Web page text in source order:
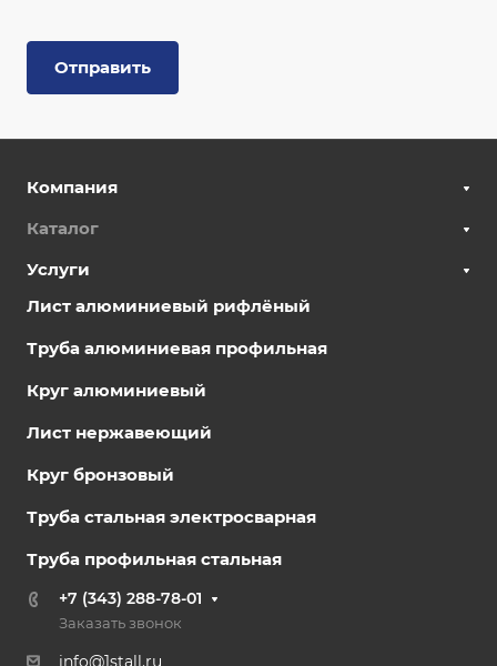
Отправить
Компания
Каталог
Услуги
Лист алюминиевый рифлёный
Труба алюминиевая профильная
Круг алюминиевый
Лист нержавеющий
Круг бронзовый
Труба стальная электросварная
Труба профильная стальная
+7 (343) 288-78-01
Заказать звонок
info@1stall.ru